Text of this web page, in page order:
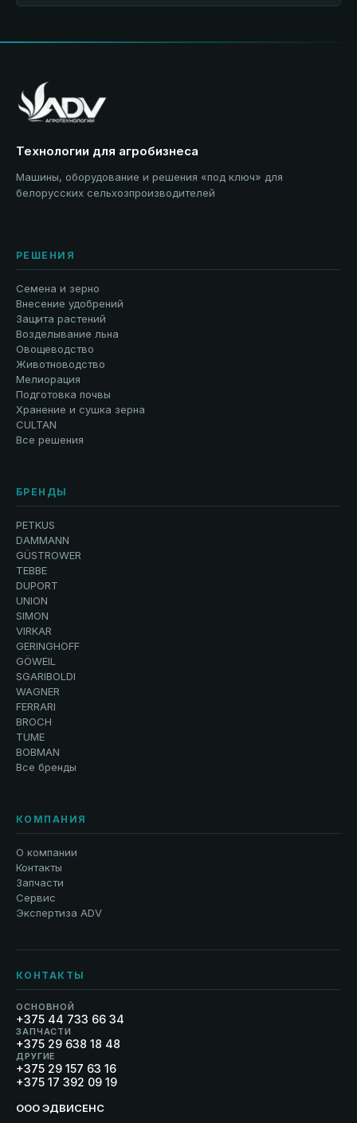
Технологии для агробизнеса
Машины, оборудование и решения «под ключ» для
белорусских сельхозпроизводителей
РЕШЕНИЯ
Семена и зерно
Внесение удобрений
Защита растений
Возделывание льна
Овощеводство
Животноводство
Мелиорация
Подготовка почвы
Хранение и сушка зерна
CULTAN
Все решения
БРЕНДЫ
PETKUS
DAMMANN
GÜSTROWER
TEBBE
DUPORT
UNION
SIMON
VIRKAR
GERINGHOFF
GÖWEIL
SGARIBOLDI
WAGNER
FERRARI
BROCH
TUME
BOBMAN
Все бренды
КОМПАНИЯ
О компании
Контакты
Запчасти
Сервис
Экспертиза ADV
КОНТАКТЫ
ОСНОВНОЙ
+375 44 733 66 34
ЗАПЧАСТИ
+375 29 638 18 48
ДРУГИЕ
+375 29 157 63 16
+375 17 392 09 19
ООО ЭДВИСЕНС